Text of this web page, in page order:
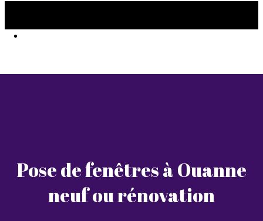
Pose de fenêtres à Ouanne
neuf ou rénovation